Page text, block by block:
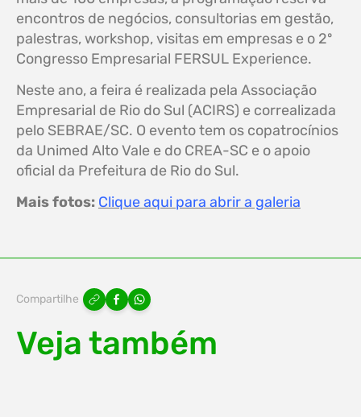
encontros de negócios, consultorias em gestão,
palestras, workshop, visitas em empresas e o 2º
Congresso Empresarial FERSUL Experience.
Neste ano, a feira é realizada pela Associação
Empresarial de Rio do Sul (ACIRS) e correalizada
pelo SEBRAE/SC. O evento tem os copatrocínios
da Unimed Alto Vale e do CREA-SC e o apoio
oficial da Prefeitura de Rio do Sul.
Mais fotos: Clique aqui para abrir a galeria
Compartilhe
Veja também